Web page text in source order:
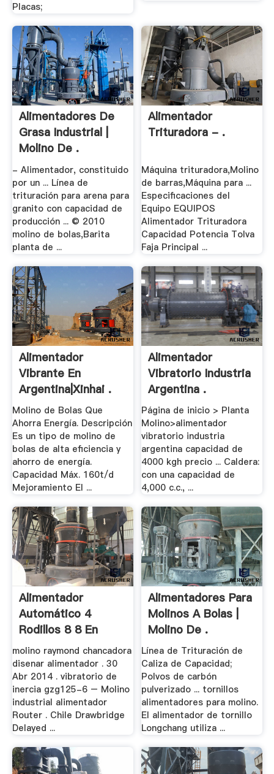
Placas;
Alimentadores De
Grasa Industrial |
Molino De .
- Alimentador, constituido
por un ... Línea de
trituración para arena para
granito con capacidad de
producción ... © 2010
molino de bolas,Barita
planta de ...
Alimentador
Trituradora - .
Máquina trituradora,Molino
de barras,Máquina para ...
Especificaciones del
Equipo EQUIPOS
Alimentador Trituradora
Capacidad Potencia Tolva
Faja Principal ...
Alimentador
Vibrante En
Argentina|Xinhai .
Molino de Bolas Que
Ahorra Energía. Descripción
Es un tipo de molino de
bolas de alta eficiencia y
ahorro de energía.
Capacidad Máx. 160t/d
Mejoramiento El ...
Alimentador
Vibratorio Industria
Argentina .
Página de inicio > Planta
Molino>alimentador
vibratorio industria
argentina capacidad de
4000 kgh precio ... Caldera:
con una capacidad de
4,000 c.c., ...
Alimentador
Automático 4
Rodillos 8 8 En
Chile
molino raymond chancadora
disenar alimentador . 30
Abr 2014 . vibratorio de
inercia gzg125-6 – Molino
industrial alimentador
Router . Chile Drawbridge
Delayed ...
Alimentadores Para
Molinos A Bolas |
Molino De .
Línea de Trituración de
Caliza de Capacidad;
Polvos de carbón
pulverizado ... tornillos
alimentadores para molino.
El alimentador de tornillo
Longchang utiliza ...